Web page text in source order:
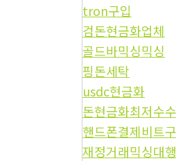
tron구입
검돈현금화업체
골드바믹싱믹싱
핑돈세탁
usdc현금화
돈현금화최저수
핸드폰결제비트
재정거래믹싱대